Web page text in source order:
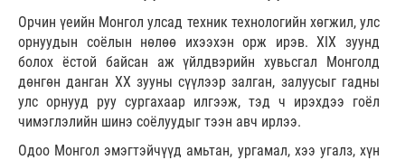
Орчин үеийн Монгол улсад техник технологийн хөгжил, улс
орнуудын соёлын нөлөө ихээхэн орж ирэв. XIX зуунд
болох ёстой байсан аж үйлдвэрийн хувьсгал Монголд
дөнгөн данган XX зууны сүүлээр залган, залуусыг гадны
улс орнууд руу сургахаар илгээж, тэд ч ирэхдээ гоёл
чимэглэлийн шинэ соёлуудыг тээн авч ирлээ.
Одоо Монгол эмэгтэйчүүд амьтан, ургамал, хээ угалз, хүн